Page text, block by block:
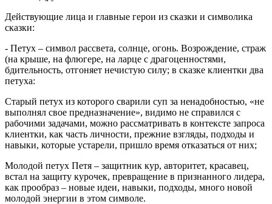
Действующие лица и главные герои из сказки и символика
сказки:
- Петух – символ рассвета, солнце, огонь. Возрождение, страж
(на крыше, на флюгере, на ларце с драгоценностями,
бдительность, отгоняет нечистую силу; в сказке клиентки два
петуха:
Старый петух из которого сварили суп за ненадобностью, «не
выполнял свое предназначение», видимо не справился с
рабочими задачами, можно рассматривать в контексте запроса
клиентки, как часть личности, прежние взгляды, подходы и
навыки, которые устарели, пришло время отказаться от них;
Молодой петух Петя – защитник кур, авторитет, красавец,
встал на защиту курочек, превращение в признанного лидера,
как прообраз – новые идеи, навыки, подходы, много новой
молодой энергии в этом символе.